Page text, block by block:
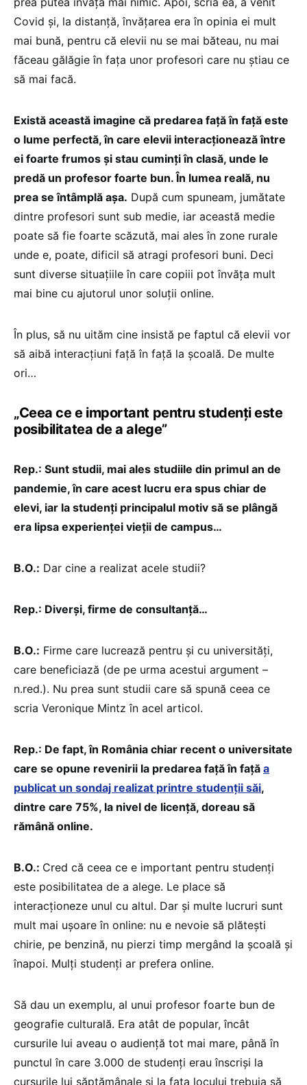
Covid și, la distanță, învățarea era în opinia ei mult
mai bună, pentru că elevii nu se mai băteau, nu mai
făceau gălăgie în fața unor profesori care nu știau ce
să mai facă.
Există această imagine că predarea față în față este
o lume perfectă, în care elevii interacționează între
ei foarte frumos și stau cuminți în clasă, unde le
predă un profesor foarte bun. În lumea reală, nu
prea se întâmplă așa. După cum spuneam, jumătate
dintre profesori sunt sub medie, iar această medie
poate să fie foarte scăzută, mai ales în zone rurale
unde e, poate, dificil să atragi profesori buni. Deci
sunt diverse situațiile în care copiii pot învăța mult
mai bine cu ajutorul unor soluții online.
În plus, să nu uităm cine insistă pe faptul că elevii vor
să aibă interacțiuni față în față la școală. De multe
ori…
„Ceea ce e important pentru studenți este
posibilitatea de a alege”
Rep.: Sunt studii, mai ales studiile din primul an de
pandemie, în care acest lucru era spus chiar de
elevi, iar la studenți principalul motiv să se plângă
era lipsa experienței vieții de campus…
B.O.: Dar cine a realizat acele studii?
Rep.: Diverși, firme de consultanță…
B.O.: Firme care lucrează pentru și cu universități,
care beneficiază (de pe urma acestui argument –
n.red.). Nu prea sunt studii care să spună ceea ce
scria Veronique Mintz în acel articol.
Rep.: De fapt, în România chiar recent o universitate
care se opune revenirii la predarea față în față a
publicat un sondaj realizat printre studenții săi,
dintre care 75%, la nivel de licență, doreau să
rămână online.
B.O.: Cred că ceea ce e important pentru studenți
este posibilitatea de a alege. Le place să
interacționeze unul cu altul. Dar și multe lucruri sunt
mult mai ușoare în online: nu e nevoie să plătești
chirie, pe benzină, nu pierzi timp mergând la școală și
înapoi. Mulți studenți ar prefera online.
Să dau un exemplu, al unui profesor foarte bun de
geografie culturală. Era atât de popular, încât
cursurile lui aveau o audiență tot mai mare, până în
punctul în care 3.000 de studenți erau înscriși la
cursurile lui săptămânale și la fața locului trebuia să